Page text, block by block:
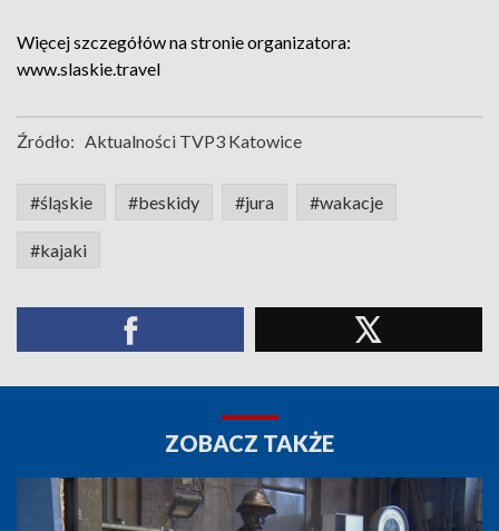
Więcej szczegółów na stronie organizatora:
www.slaskie.travel
Źródło: Aktualności TVP3 Katowice
#śląskie #beskidy #jura #wakacje
#kajaki
ZOBACZ TAKŻE